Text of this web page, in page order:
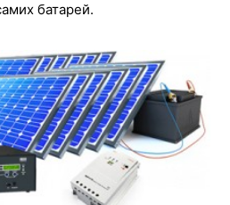
батарей.